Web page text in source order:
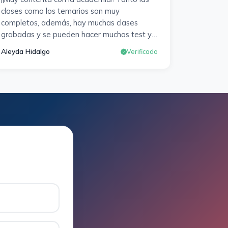
clases como los temarios son muy
completos, además, hay muchas clases
grabadas y se pueden hacer muchos test y
exámenes oficiales. Responden muy rápido
a los correros y cada pocos días hay
Aleyda Hidalgo Verificado